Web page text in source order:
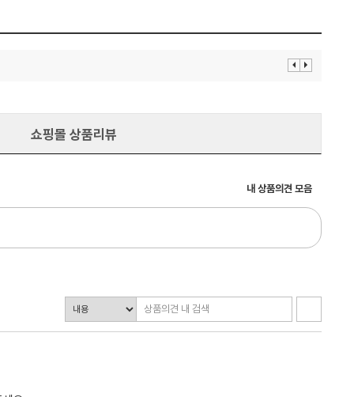
이 다
쇼핑몰 상품리뷰
내 상품의견 모음